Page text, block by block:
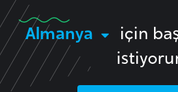
Almanya
için
g
a
i